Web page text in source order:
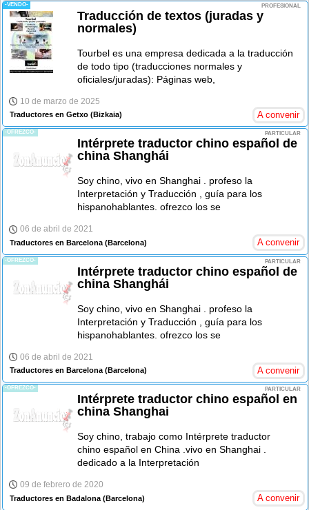
-VENDO- PROFESIONAL
Traducción de textos (juradas y
normales)
Tourbel es una empresa dedicada a la traducción
de todo tipo (traducciones normales y
oficiales/juradas): Páginas web,
10 de marzo de 2025
Traductores en Getxo (Bizkaia) A convenir
-OFREZCO- PARTICULAR
Intérprete traductor chino español de
china Shanghái
Soy chino, vivo en Shanghai . profeso la
Interpretación y Traducción , guía para los
hispanohablantes. ofrezco los se
06 de abril de 2021
Traductores en Barcelona (Barcelona) A convenir
-OFREZCO- PARTICULAR
Intérprete traductor chino español de
china Shanghái
Soy chino, vivo en Shanghai . profeso la
Interpretación y Traducción , guía para los
hispanohablantes. ofrezco los se
06 de abril de 2021
Traductores en Barcelona (Barcelona) A convenir
-OFREZCO- PARTICULAR
Intérprete traductor chino español en
china Shanghai
Soy chino, trabajo como Intérprete traductor
chino español en China .vivo en Shanghai .
dedicado a la Interpretación
09 de febrero de 2020
Traductores en Badalona (Barcelona) A convenir